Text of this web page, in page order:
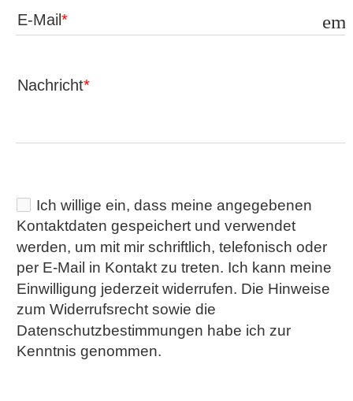
E-Mail
Nachricht
Ich willige ein, dass meine angegebenen
Kontaktdaten gespeichert und verwendet
werden, um mit mir schriftlich, telefonisch oder
per E-Mail in Kontakt zu treten. Ich kann meine
Einwilligung jederzeit widerrufen. Die Hinweise
zum Widerrufsrecht sowie die
Datenschutzbestimmungen habe ich zur
Kenntnis genommen.